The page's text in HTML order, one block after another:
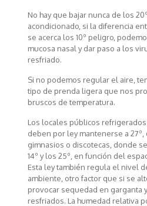
No hay que bajar nunca de los
acondicionado, si la diferencia
se acerca los 10º peligro,
mucosa nasal y dar paso a los
resfriado.
Si no podemos regular el aire,
tipo de prenda ligera que nos
bruscos de temperatura.
Los locales públicos
deben por ley mantenerse a 27º,
gimnasios o discotecas, donde
14º y los 25º, en función del
Esta ley también regula el nivel
ambiente, otro factor que si se
provocar sequedad en garganta
resfriados. La humedad relativa